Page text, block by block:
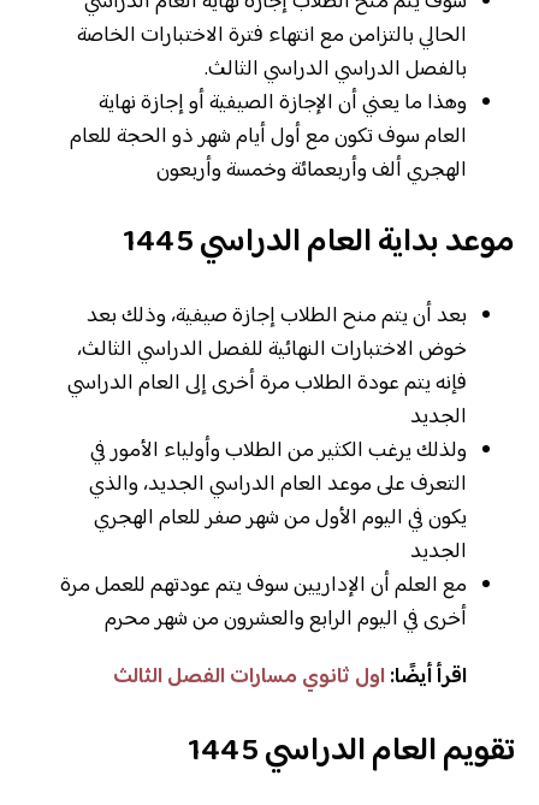
الحالي بالتزامن مع انتهاء فترة الاختبارات الخاصة
بالفصل الدراسي الدراسي الثالث.
وهذا ما يعني أن الإجازة الصيفية أو إجازة نهاية
العام سوف تكون مع أول أيام شهر ذو الحجة للعام
الهجري ألف وأربعمائة وخمسة وأربعون
موعد بداية العام الدراسي 1445
بعد أن يتم منح الطلاب إجازة صيفية، وذلك بعد
خوض الاختبارات النهائية للفصل الدراسي الثالث،
فإنه يتم عودة الطلاب مرة أخرى إلى العام الدراسي
الجديد
ولذلك يرغب الكثير من الطلاب وأولياء الأمور في
التعرف على موعد العام الدراسي الجديد، والذي
يكون في اليوم الأول من شهر صفر للعام الهجري
الجديد
مع العلم أن الإداريين سوف يتم عودتهم للعمل مرة
أخرى في اليوم الرابع والعشرون من شهر محرم
اقرأ أيضًا: اول ثانوي مسارات الفصل الثالث
تقويم العام الدراسي 1445